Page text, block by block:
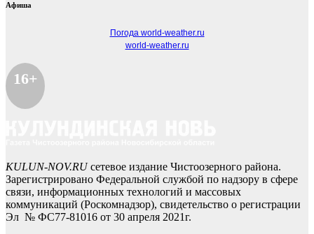
Афиша
Погода world-weather.ru
world-weather.ru
16+
KULUN-NOV.RUсетевое издание Чистоозерного района.
Зарегистрировано Федеральной службой по надзору в сфере
связи, информационных технологий и массовых
коммуникаций (Роскомнадзор), свидетельство о регистрации
Эл № ФС77-81016 от 30 апреля 2021г.